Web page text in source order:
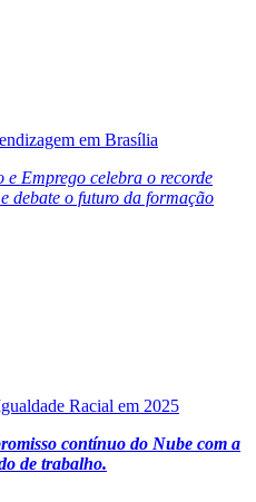
em Brasília
Emprego celebra o recorde
debate o futuro da formação
Racial em 2025
contínuo do Nube com a
de trabalho.